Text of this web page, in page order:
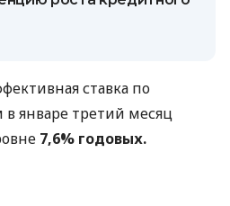
ставка по
январе третий месяц
7,6% годовых.